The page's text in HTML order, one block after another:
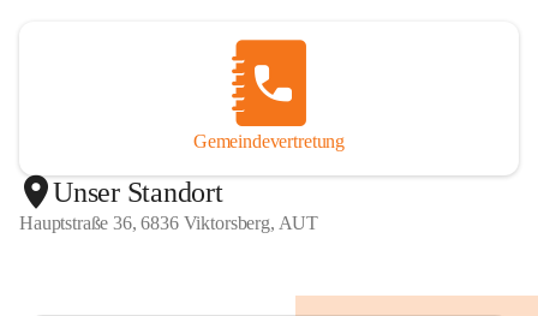
Gemeindevertretung
Unser Standort
Hauptstraße 36, 6836 Viktorsberg, AUT